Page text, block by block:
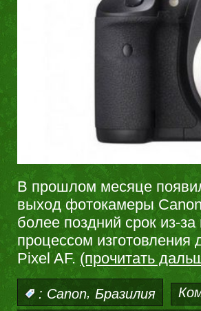
В прошлом месяце
выход фотокамеры
более поздний срок из-
процессом изготовления
Pixel AF. (прочитать
: Canon, Бразилия